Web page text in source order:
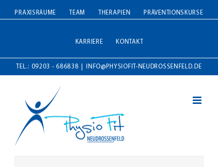
Inhalt
PRAXISRÄUME TEAM THERAPIEN PRÄVENTIONSKURSE
KARRIERE KONTAKT
TEL.: 09203 - 686838 INFO@PHYSIOFIT-NEUDROSSENFELD.DE